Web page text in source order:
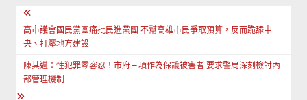
文
章
導
覽
高市議會國民黨團痛批民進黨團 不幫高雄市民爭取預算，反而跪舔中
央、打壓地方建設
陳其邁：性犯罪零容忍！市府三項作為保護被害者 要求警局深刻檢討內
部管理機制